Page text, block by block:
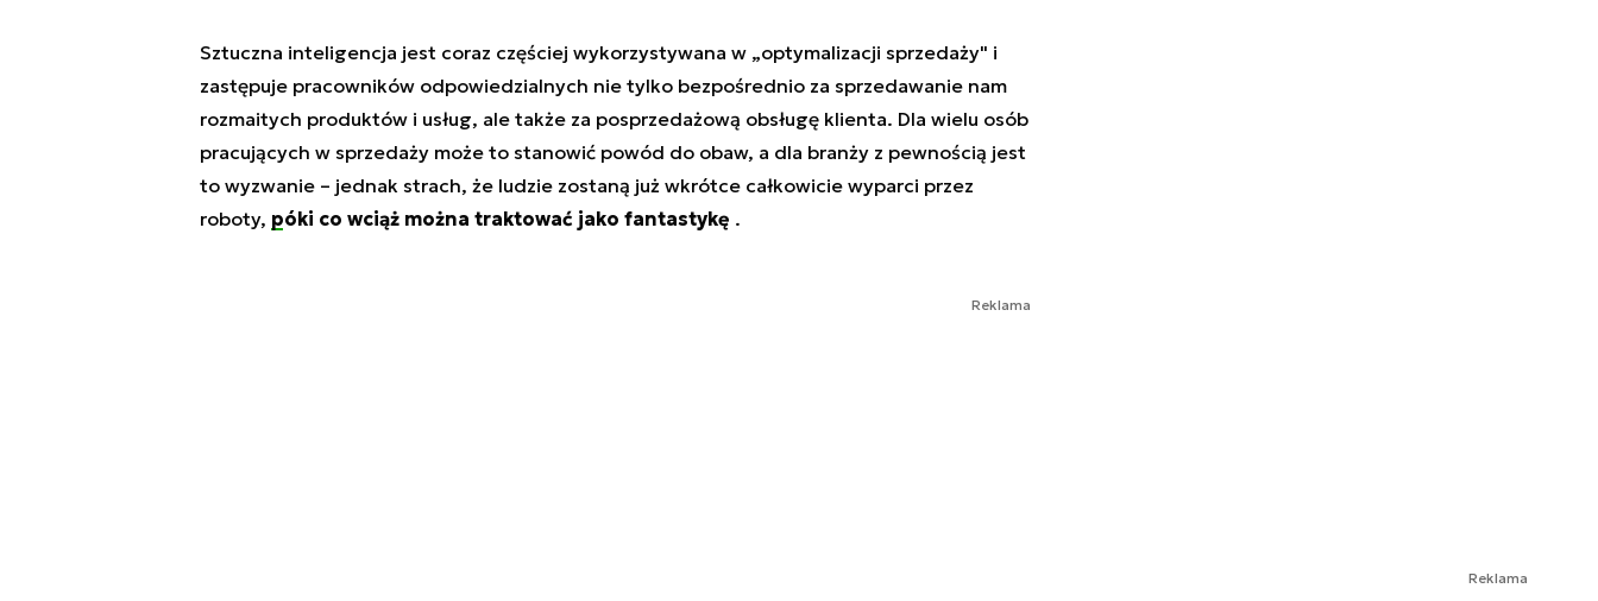
Sztuczna inteligencja jest coraz częściej wykorzystywana w „optymalizacji sprzedaży" i
zastępuje pracowników odpowiedzialnych nie tylko bezpośrednio za sprzedawanie nam
rozmaitych produktów i usług, ale także za posprzedażową obsługę klienta. Dla wielu osób
pracujących w sprzedaży może to stanowić powód do obaw, a dla branży z pewnością jest
to wyzwanie – jednak strach, że ludzie zostaną już wkrótce całkowicie wyparci przez
roboty, póki co wciąż można traktować jako fantastykę .
Reklama
Reklama